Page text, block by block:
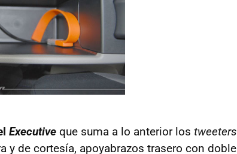
Executive que suma a lo anterior los tweeters
y de cortesía, apoyabrazos trasero con doble